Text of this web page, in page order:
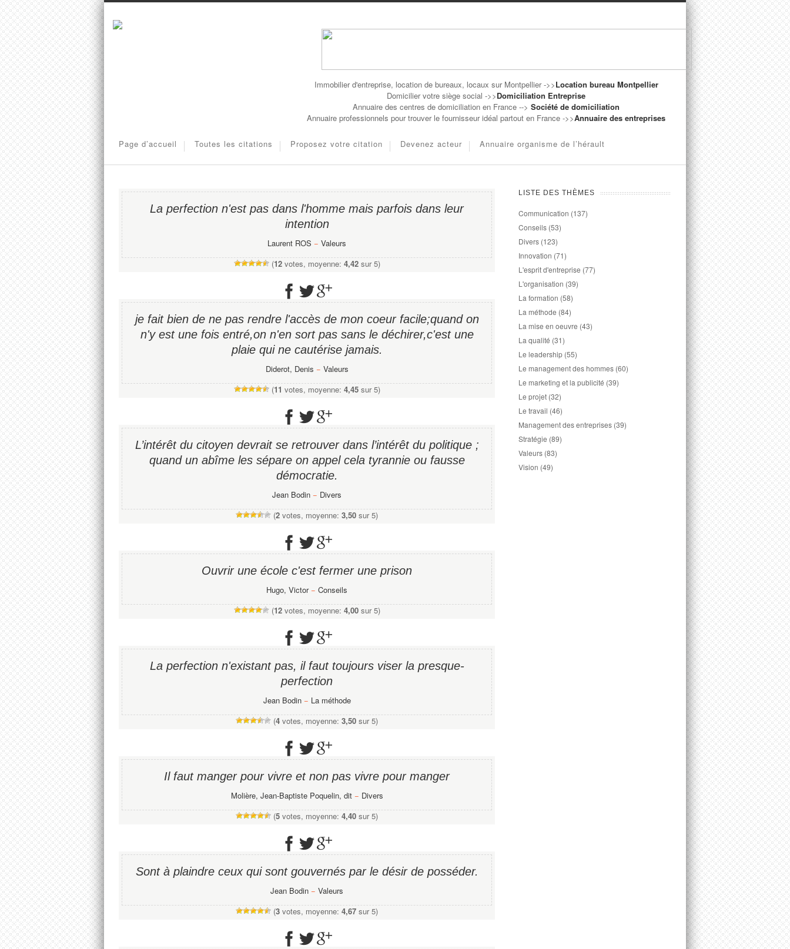
Immobilier d'entreprise, location de bureaux, locaux sur Montpellier ->>Location bureau Montpellier
Domicilier votre siège social ->>Domiciliation Entreprise
Annuaire des centres de domiciliation en France --> Société de domiciliation
Annuaire professionnels pour trouver le fournisseur idéal partout en France ->>Annuaire des entreprises
Page d’accueil Toutes les citations Proposez votre citation Devenez acteur Annuaire organisme de l’hérault
La perfection n'est pas dans l'homme mais parfois dans leur
intention
Laurent ROS − Valeurs
(12votes, moyenne: 4,42sur 5)
je fait bien de ne pas rendre l'accès de mon coeur facile;quand on
n'y est une fois entré,on n'en sort pas sans le déchirer,c'est une
plaie qui ne cautérise jamais.
Diderot, Denis − Valeurs
(11 votes, moyenne: 4,45sur 5)
L’intérêt du citoyen devrait se retrouver dans l’intérêt du politique ;
quand un abîme les sépare on appel cela tyrannie ou fausse
démocratie.
Jean Bodin − Divers
(2 votes, moyenne: 3,50 sur 5)
Ouvrir une école c'est fermer une prison
Hugo, Victor− Conseils
(12votes, moyenne: 4,00sur 5)
La perfection n'existant pas, il faut toujours viser la presque-
perfection
Jean Bodin− La méthode
(4 votes, moyenne: 3,50 sur 5)
Il faut manger pour vivre et non pas vivre pour manger
Molière, Jean-Baptiste Poquelin, dit− Divers
(5 votes, moyenne: 4,40 sur 5)
Sont à plaindre ceux qui sont gouvernés par le désir de posséder.
Jean Bodin − Valeurs
(3 votes, moyenne: 4,67 sur 5)
LISTE DES THÈMES
Communication (137)
Conseils (53)
Divers (123)
Innovation (71)
L'esprit d'entreprise (77)
L'organisation (39)
La formation (58)
La méthode (84)
La mise en oeuvre (43)
La qualité (31)
Le leadership (55)
Le management des hommes (60)
Le marketing et la publicité (39)
Le projet (32)
Le travail (46)
Management des entreprises (39)
Stratégie (89)
Valeurs (83)
Vision (49)